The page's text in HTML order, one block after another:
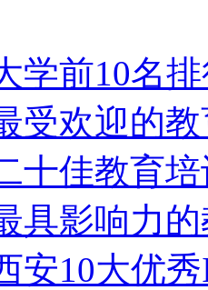
学前10名
受欢迎的
十佳教育
具影响力
安10大优